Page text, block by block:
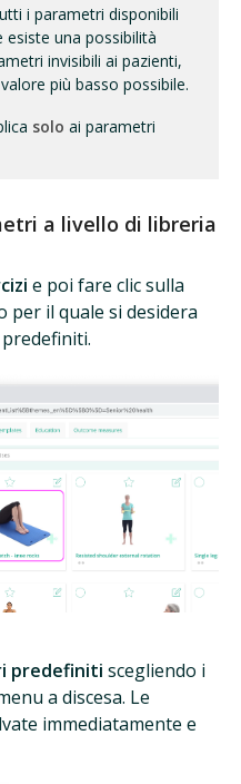
i parametri disponibili
una possibilità
invisibili ai pazienti,
più basso possibile.
solo ai parametri
a livello di libreria
e poi fare clic sulla
per il quale si desidera
predefiniti scegliendo i
a discesa. Le
immediatamente e